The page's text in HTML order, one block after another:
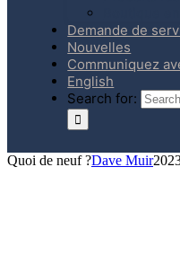
Demande de
Nouvelles
Communiquez
English
Search for:
Quoi de neuf ?Dave Muir